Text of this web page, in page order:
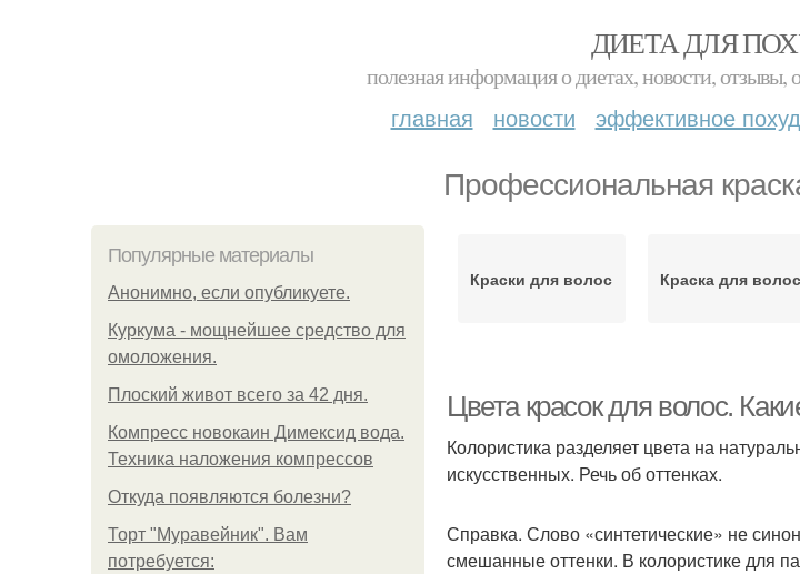
ДИЕТА ДЛЯ
полезная информация о диетах, новости,
главная новости эффективное
Профессиональная
Популярные материалы
Анонимно, если опубликуете.
Куркума - мощнейшее средство для
омоложения.
Плоский живот всего за 42 дня.
Компресс новокаин Димексид вода.
Техника наложения компрессов
Откуда появляются болезни?
Торт "Муравейник". Вам
потребуется:
Краски для волос Краска для волос
Цвета красок для волос.
Колористика разделяет цвета на
искусственных. Речь об оттенках.
Справка. Слово «синтетические» не
смешанные оттенки. В колористике для